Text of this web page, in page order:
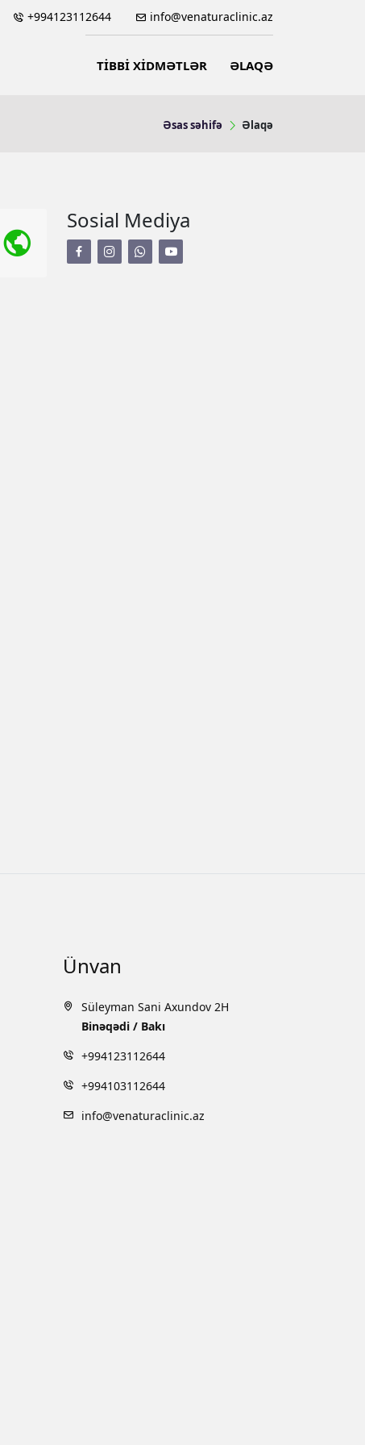
+994123112644 info@venaturaclinic.az
TİBBİ XİDMƏTLƏR ƏLAQƏ
Əsas səhifə Əlaqə
Sosial Mediya
Ünvan
Süleyman Sani Axundov 2H
Binəqədi / Bakı
+994123112644
+994103112644
info@venaturaclinic.az